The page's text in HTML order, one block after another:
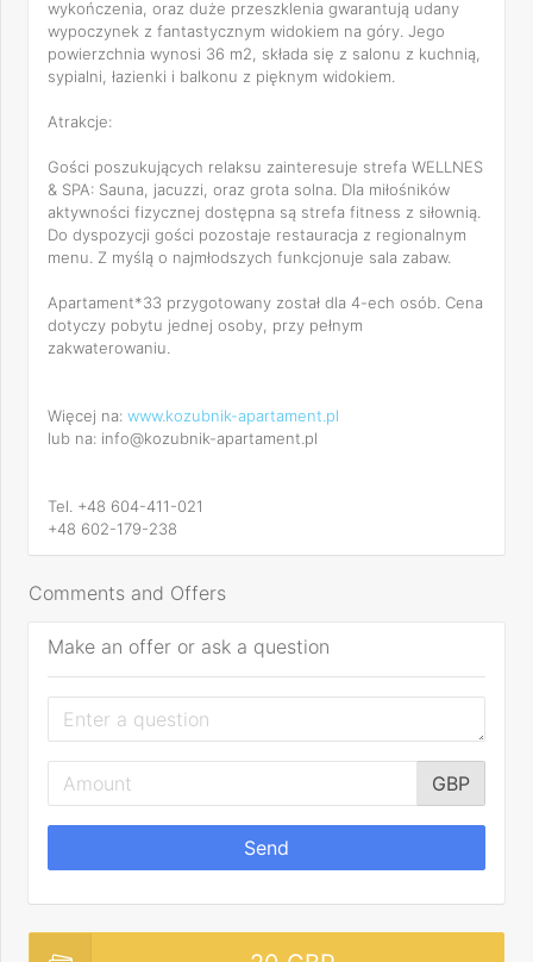
wykończenia, oraz duże przeszklenia gwarantują udany
wypoczynek z fantastycznym widokiem na góry. Jego
powierzchnia wynosi 36 m2, składa się z salonu z kuchnią,
sypialni, łazienki i balkonu z pięknym widokiem.
Atrakcje:
Gości poszukujących relaksu zainteresuje strefa WELLNES
& SPA: Sauna, jacuzzi, oraz grota solna. Dla miłośników
aktywności fizycznej dostępna są strefa fitness z siłownią.
Do dyspozycji gości pozostaje restauracja z regionalnym
menu. Z myślą o najmłodszych funkcjonuje sala zabaw.
Apartament*33 przygotowany został dla 4-ech osób. Cena
dotyczy pobytu jednej osoby, przy pełnym
zakwaterowaniu.
Więcej na: www.kozubnik-apartament.pl
lub na: info@kozubnik-apartament.pl
Tel. +48 604-411-021
+48 602-179-238
Comments and Offers
Make an offer or ask a question
GBP
Send